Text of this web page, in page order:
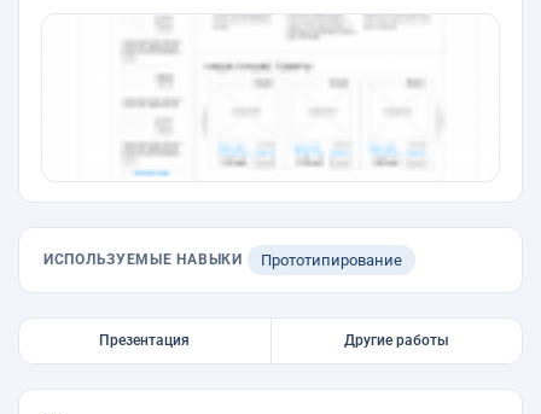
ИСПОЛЬЗУЕМЫЕ НАВЫКИ Прототипирование
Презентация Другие работы